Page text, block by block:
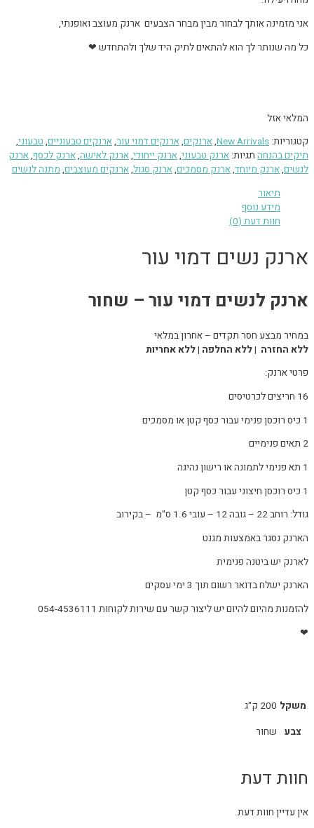
אני מזמינה אותך לבחור מבין מבחר הצבעים ארנק מעוצב ואופנתי,
כל מה שנותר לך הוא להתאים לתיק היד שלך ולהתחדש ❤
המלאי אזל
קטגוריות: New Arrivals
,ארנקים,ארנקים דמוי עור,ארנקים טבעוניים,טבעוני,
תיקים בהנחה תגיות: ארנק טבעוני,ארנק ייחודי,ארנק לאישה,ארנק לכסף,ארנק
לנשים,ארנק מיוחד,ארנק מסמכים,ארנק סגול,ארנקים מעוצבים,מתנה לנשים
תיאור
מידע נוסף
חוות דעת (0)
ארנק נשים דמוי עור
ארנק לנשים דמוי עור – שחור
במחיר מבצע חסר תקדים – אחרון במלאי
ללא החזרה | ללא החלפה | ללא אחריות
פרטי ארנק:
16 חריצים לכרטיסים
1 כיס רוכסן פנימי עבור כסף קטן או מסמכים
2 תאים פנימיים
1 תא פנימי לתמונה או רישון נהיגה
1 כיס רוכסן חיצוני עבור כסף קטן
גודל: רוחב 22 – גובה 12 – עובי 1.6 ס"מ – בקירוב
הארנק נסגר באמצעות מגנט
לארנק יש ביטנה פנימית
הארנק ישלח בדואר רשום תוך 3 ימי עסקים
להזמנות מהיום להיום יש ליצור קשר עם שירות לקוחות 054-4536111
❤
משקל 200 ק"ג
צבע שחור
חוות דעת
אין עדיין חוות דעת.